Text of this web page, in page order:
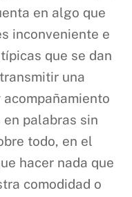
en algo que
inconveniente e
que se dan
una
en palabras sin
todo, en el
hacer nada que
comodidad o